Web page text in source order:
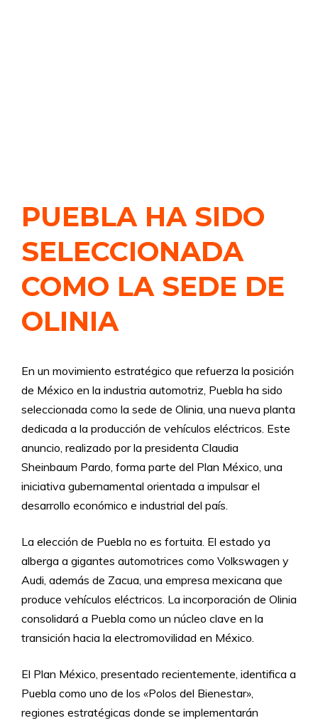
PUEBLA HA SIDO
SELECCIONADA
COMO LA SEDE DE
OLINIA
En un movimiento estratégico que refuerza la posición
de México en la industria automotriz, Puebla ha sido
seleccionada como la sede de Olinia, una nueva planta
dedicada a la producción de vehículos eléctricos. Este
anuncio, realizado por la presidenta Claudia
Sheinbaum Pardo, forma parte del Plan México, una
iniciativa gubernamental orientada a impulsar el
desarrollo económico e industrial del país.
La elección de Puebla no es fortuita. El estado ya
alberga a gigantes automotrices como Volkswagen y
Audi, además de Zacua, una empresa mexicana que
produce vehículos eléctricos. La incorporación de Olinia
consolidará a Puebla como un núcleo clave en la
transición hacia la electromovilidad en México.
El Plan México, presentado recientemente, identifica a
Puebla como uno de los «Polos del Bienestar»,
regiones estratégicas donde se implementarán